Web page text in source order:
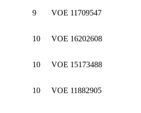
9 VOE 11709547
10 VOE 16202608
10 VOE 15173488
10 VOE 11882905